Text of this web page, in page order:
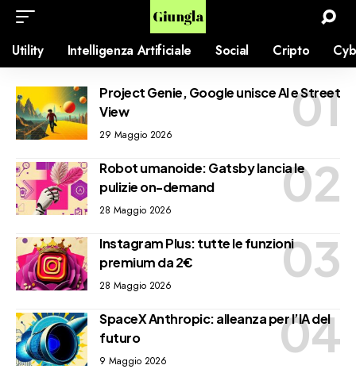
Utility Intelligenza Artificiale Social Cripto
Project Genie, Google unisce AI e Street
View
29 Maggio 2026
Robot umanoide: Gatsby lancia le
pulizie on-demand
28 Maggio 2026
Instagram Plus: tutte le funzioni
premium da 2€
28 Maggio 2026
SpaceX Anthropic: alleanza per l’IA del
futuro
9 Maggio 2026